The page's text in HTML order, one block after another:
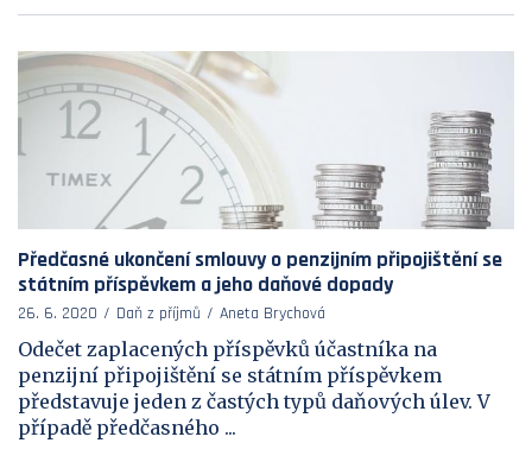
Předčasné ukončení smlouvy o penzijním připojištění se
státním příspěvkem a jeho daňové dopady
26. 6. 2020 Daň z příjmů Aneta Brychová
Odečet zaplacených příspěvků účastníka na
penzijní připojištění se státním příspěvkem
představuje jeden z častých typů daňových úlev. V
případě předčasného ...